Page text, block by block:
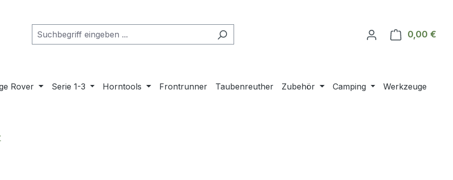
0,00 €
Rover Serie 1-3 Horntools Frontrunner Taubenreuther Zubehör Camping
Werkzeuge